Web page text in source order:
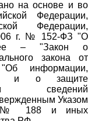
на основе и во
Федерации,
Федерации,
г. № 152-ФЗ "О
– "Закон о
закона от
информации,
и о защите
сведений
Указом
№ 188 и иных